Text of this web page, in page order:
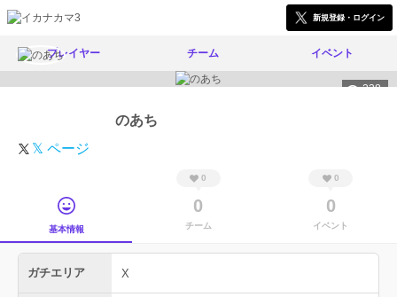
新規登録・ログイン
プレイヤー チーム イベント
238
のあち
𝕏 ページ
基本情報
0
0
チーム
0
0
イベント
ガチエリア X